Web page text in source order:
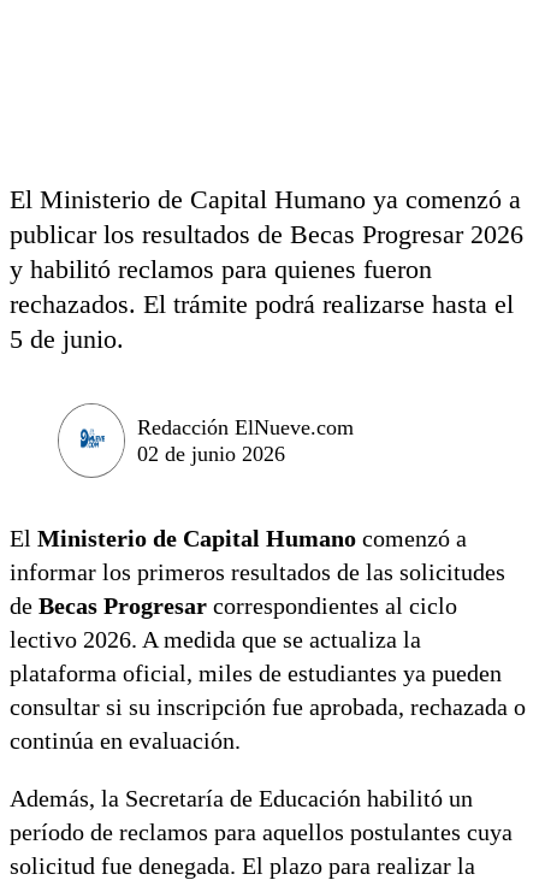
El Ministerio de Capital Humano ya comenzó a
publicar los resultados de Becas Progresar 2026
y habilitó reclamos para quienes fueron
rechazados. El trámite podrá realizarse hasta el
5 de junio.
Redacción ElNueve.com
02 de junio 2026
El Ministerio de Capital Humano comenzó a
informar los primeros resultados de las solicitudes
de Becas Progresar correspondientes al ciclo
lectivo 2026. A medida que se actualiza la
plataforma oficial, miles de estudiantes ya pueden
consultar si su inscripción fue aprobada, rechazada o
continúa en evaluación.
Además, la Secretaría de Educación habilitó un
período de reclamos para aquellos postulantes cuya
solicitud fue denegada. El plazo para realizar la